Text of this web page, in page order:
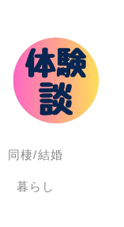
同棲/結婚
暮らし